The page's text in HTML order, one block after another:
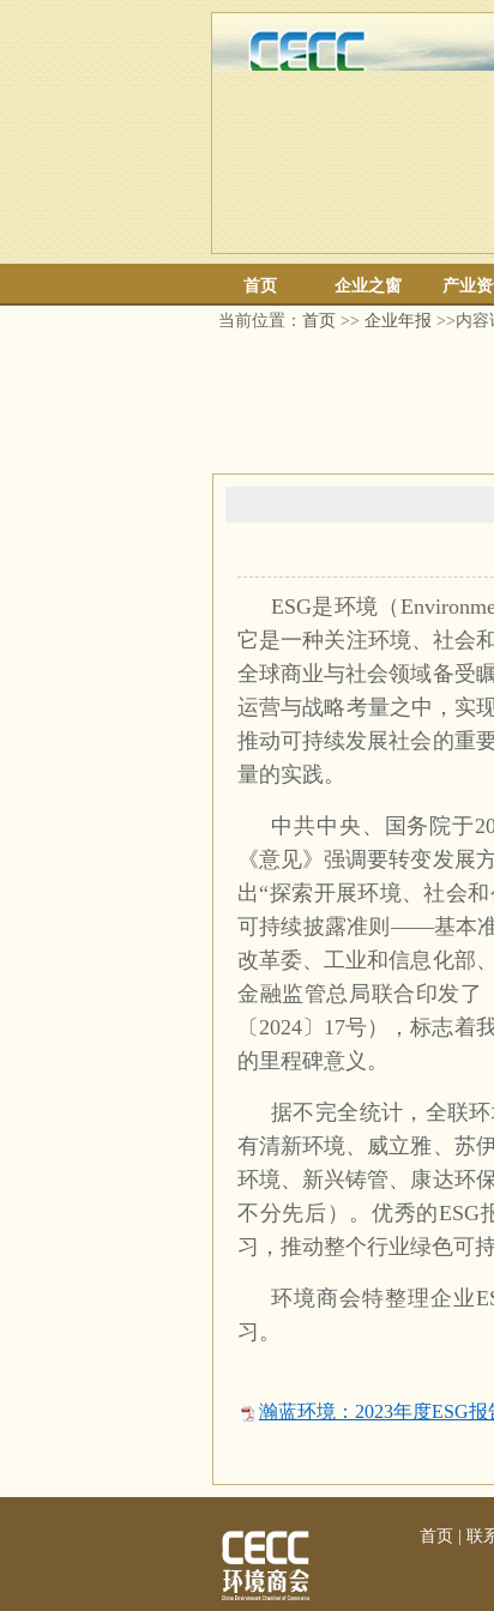
首页 企业之窗 产业
当前位置： 首页 >> 企业年报 >>内容
ESG是环境（
它是一种关注环境、社会
全球商业与社会领域备受
运营与战略考量之中，实
推动可持续发展社会的重
量的实践。
中共中央、国务院于
《意见》强调要转变发展
出“探索开展环境、社会
可持续披露准则——基本
改革委、工业和信息化部
金融监管总局联合印发
〔2024〕17号），标志
的里程碑意义。
据不完全统计，全联
有清新环境、威立雅、苏
环境、新兴铸管、康达环
不分先后）。优秀的ESG
习，推动整个行业绿色可持
环境商会特整理企业
习。
瀚蓝环境：2023年度ESG报
首页 联